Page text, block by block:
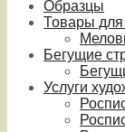
Образцы
Товары
Бегущие
Услуги